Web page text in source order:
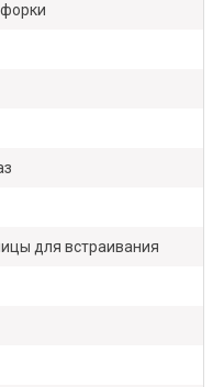
для встраивания